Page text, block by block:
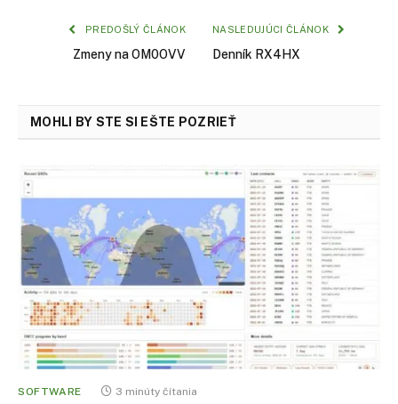
PREDOŠLÝ ČLÁNOK
Zmeny na OM0OVV
NASLEDUJÚCI ČLÁNOK
Denník RX4HX
MOHLI BY STE SI EŠTE POZRIEŤ
SOFTWARE 3 minúty čítania